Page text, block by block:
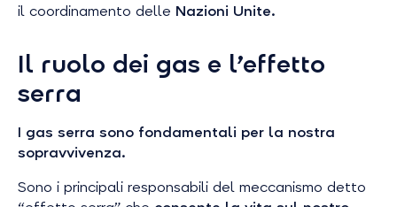
il coordinamento delle Nazioni Unite.
Il ruolo dei gas e l’effetto
serra
I gas serra sono fondamentali per la nostra
sopravvivenza.
Sono i principali responsabili del meccanismo detto